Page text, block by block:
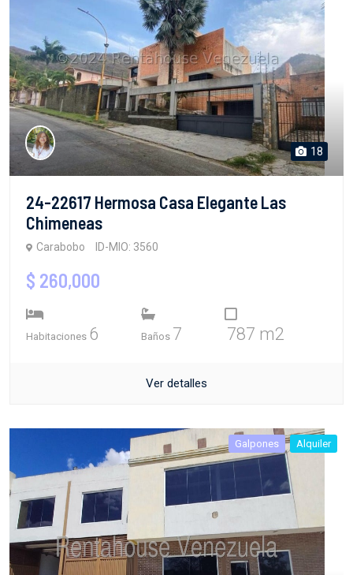
18
24-22617 Hermosa Casa Elegante Las
Chimeneas
Carabobo ID-MIO: 3560
$ 260,000
Habitaciones 6 Baños 7 787 m2
Ver detalles
Galpones Alquiler